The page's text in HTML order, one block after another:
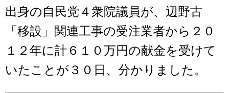
出身の自民党４衆院議員が、辺野古
「移設」関連工事の受注業者から２０
１２年に計６１０万円の献金を受けて
いたことが３０日、分かりました。